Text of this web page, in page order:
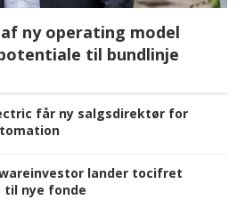
ny operating model
til bundlinje
får ny salgsdirektør for
lander tocifret
til nye fonde